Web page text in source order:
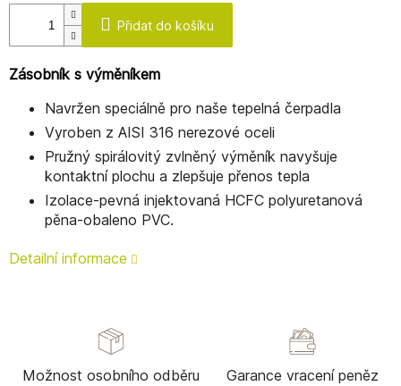
Přidat do košíku
Zásobník s výměníkem
Navržen speciálně pro naše tepelná čerpadla
Vyroben z AISI 316 nerezové oceli
Pružný spirálovitý zvlněný výměník navyšuje
kontaktní plochu a zlepšuje přenos tepla
Izolace-pevná injektovaná HCFC polyuretanová
pěna-obaleno PVC.
Detailní informace
Možnost osobního odběru Garance vracení peněz